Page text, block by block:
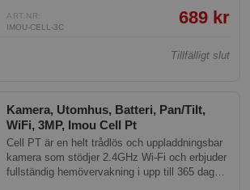
ART.NR:
IMOU-CELL-3C
689 kr
Tillfälligt slut
Kamera, Utomhus, Batteri, Pan/Tilt,
WiFi, 3MP, Imou Cell Pt
Cell PT är en helt trådlös och uppladdningsbar
kamera som stödjer 2.4GHz Wi-Fi och erbjuder
fullständig hemövervakning i upp till 365 dagar